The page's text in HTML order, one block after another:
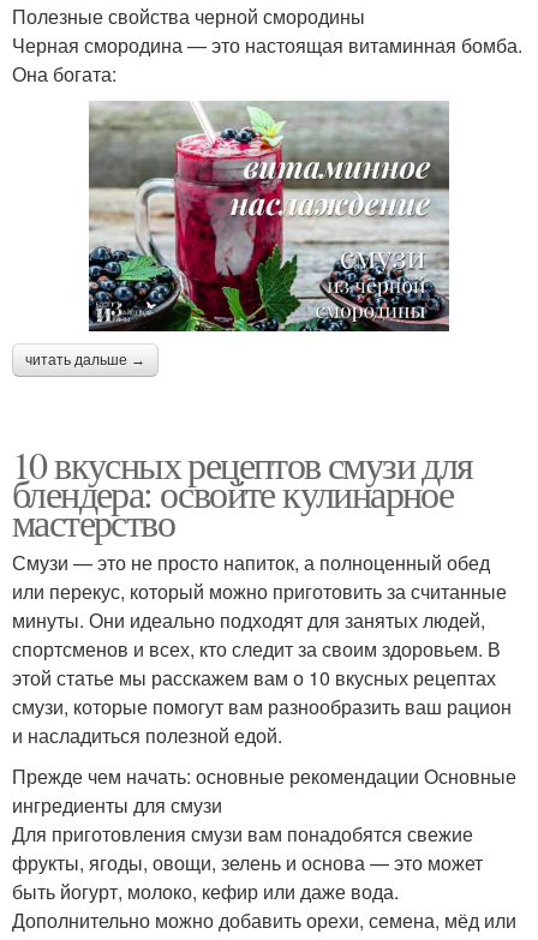
Полезные свойства черной смородины
Черная смородина — это настоящая витаминная бомба.
Она богата:
читать дальше →
10 вкусных рецептов смузи для
блендера: освойте кулинарное
мастерство
Смузи — это не просто напиток, а полноценный обед
или перекус, который можно приготовить за считанные
минуты. Они идеально подходят для занятых людей,
спортсменов и всех, кто следит за своим здоровьем. В
этой статье мы расскажем вам о 10 вкусных рецептах
смузи, которые помогут вам разнообразить ваш рацион
и насладиться полезной едой.
Прежде чем начать: основные рекомендации Основные
ингредиенты для смузи
Для приготовления смузи вам понадобятся свежие
фрукты, ягоды, овощи, зелень и основа — это может
быть йогурт, молоко, кефир или даже вода.
Дополнительно можно добавить орехи, семена, мёд или